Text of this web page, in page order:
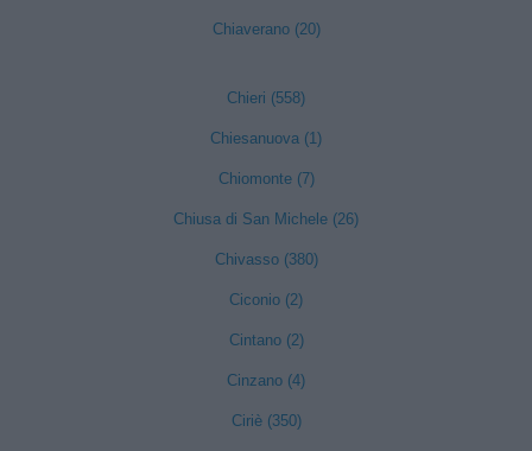
Chiaverano (20)
Chieri (558)
Chiesanuova (1)
Chiomonte (7)
Chiusa di San Michele (26)
Chivasso (380)
Ciconio (2)
Cintano (2)
Cinzano (4)
Ciriè (350)